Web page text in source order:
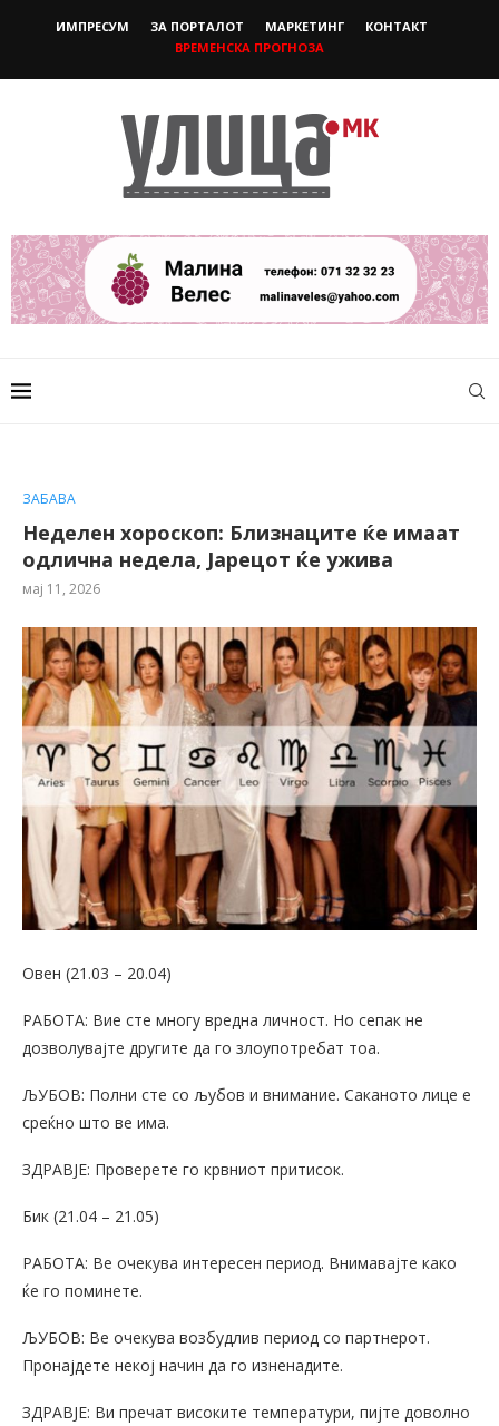
ИМПРЕСУМ ЗА ПОРТАЛОТ МАРКЕТИНГ
КОНТАКТ
ВРЕМЕНСКА ПРОГНОЗА
ЗАБАВА
Неделен хороскоп: Близнаците ќе имаат
одлична недела, Јарецот ќе ужива
мај 11, 2026
Овен (21.03 – 20.04)
РАБОТА: Вие сте многу вредна личност. Но сепак не
дозволувајте другите да го злоупотребат тоа.
ЉУБОВ: Полни сте со љубов и внимание. Саканото лице е
среќно што ве има.
ЗДРАВЈЕ: Проверете го крвниот притисок.
Бик (21.04 – 21.05)
РАБОТА: Ве очекува интересен период. Внимавајте како
ќе го поминете.
ЉУБОВ: Ве очекува возбудлив период со партнерот.
Пронајдете некој начин да го изненадите.
ЗДРАВЈЕ: Ви пречат високите температури, пијте доволно